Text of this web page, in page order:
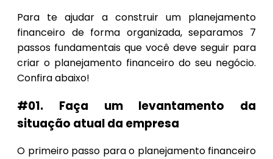
Para te ajudar a construir um planejamento
financeiro de forma organizada, separamos 7
passos fundamentais que você deve seguir para
criar o planejamento financeiro do seu negócio.
Confira abaixo!
#01. Faça um levantamento da
situação atual da empresa
O primeiro passo para o planejamento financeiro